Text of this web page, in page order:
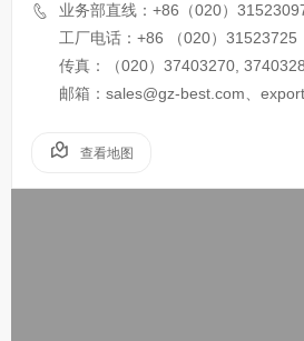
业务部直线：+86（020）
工厂电话：+86 （020）31523725
传真：（020）37403270,
邮箱：sales@gz-best.com、
查看地图